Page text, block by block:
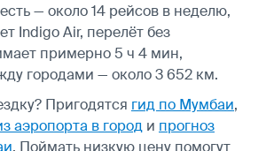
— около 14 рейсов в неделю,
Indigo Air, перелёт без
примерно 5 ч 4 мин,
городами — около 3 652 км.
Пригодятся гид по Мумбаи,
аэропорта в город и прогноз
. Поймать низкую цену помогут